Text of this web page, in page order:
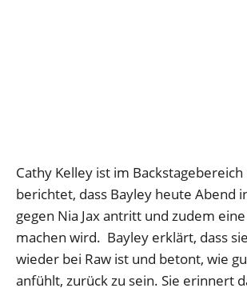
Cathy Kelley ist im
berichtet, dass Bayley heute Abend
gegen Nia Jax antritt und zudem
machen wird. Bayley erklärt, dass
wieder bei Raw ist und betont, wie
anfühlt, zurück zu sein. Sie erinnert